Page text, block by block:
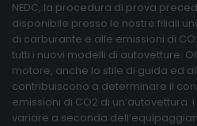
NEDC, la procedura di prova
disponibile presso le nostre filiali
di carburante e alle emissioni di
tutti i nuovi modelli di autovetture.
motore, anche lo stile di guida ed
contribuiscono a determinare il
emissioni di CO2 di
variare a seconda